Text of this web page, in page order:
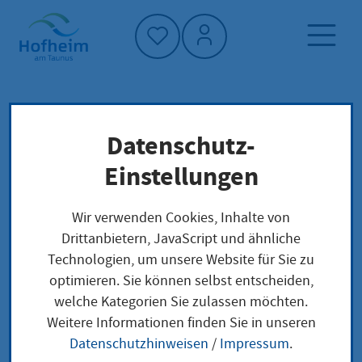
Startseite"
Neuigkeiten und Ausschreibungen
Saatgut-Bibliothek der Stadtbücherei: In Kürze
wieder Saatgut verfügbar
Saatgut-Bibliothek der
Datenschutz-
Einstellungen
Wir verwenden Cookies, Inhalte von
Drittanbietern, JavaScript und ähnliche
Technologien, um unsere Website für Sie zu
optimieren. Sie können selbst entscheiden,
welche Kategorien Sie zulassen möchten.
Weitere Informationen finden Sie in unseren
Datenschutzhinweisen / Impressum.